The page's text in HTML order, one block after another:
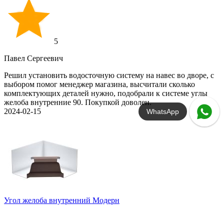
5
Павел Сергеевич
Решил установить водосточную систему на навес во дворе, с
выбором помог менеджер магазина, высчитали сколько
комплектующих деталей нужно, подобрали к системе углы
желоба внутренние 90. Покупкой доволен.
2024-02-15
Угол желоба внутренний Модерн
WhatsApp